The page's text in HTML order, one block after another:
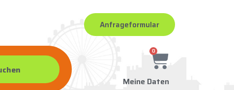
Anfrageformular
0
Meine Daten